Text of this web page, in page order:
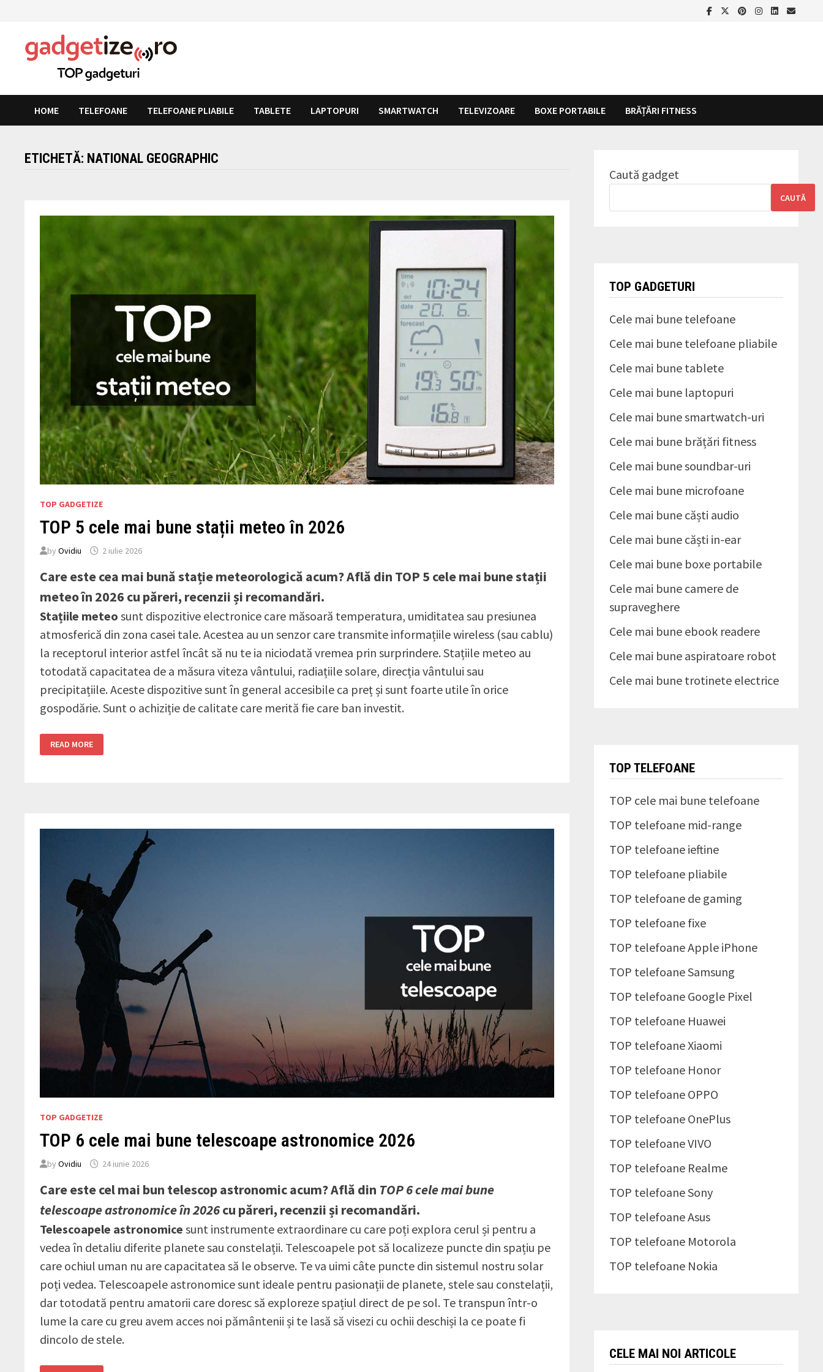
content
HOME TELEFOANE TELEFOANE PLIABILE TABLETE LAPTOPURI SMARTWATCH TELEVIZOARE BOXE PORTABILE BRĂȚĂRI FITNESS
ETICHETĂ: NATIONAL GEOGRAPHIC
TOP GADGETIZE
TOP 5 cele mai bune stații meteo în 2026
byOvidiu 2 iulie 2026
Care este cea mai bună stație meteorologică acum? Află din TOP 5 cele mai bune stații
meteo în 2026 cu păreri, recenzii și recomandări.
Stațiile meteo sunt dispozitive electronice care măsoară temperatura, umiditatea sau presiunea
atmosferică din zona casei tale. Acestea au un senzor care transmite informațiile wireless (sau cablu)
la receptorul interior astfel încât să nu te ia niciodată vremea prin surprindere. Stațiile meteo au
totodată capacitatea de a măsura viteza vântului, radiațiile solare, direcția vântului sau
precipitațiile. Aceste dispozitive sunt în general accesibile ca preț și sunt foarte utile în orice
gospodărie. Sunt o achiziție de calitate care merită fie care ban investit.
5
CELE
READ MORE
TOP GADGETIZE
TOP 6 cele mai bune telescoape astronomice 2026
byOvidiu 24 iunie 2026
Care este cel mai bun telescop astronomic acum? Află din TOP 6 cele mai bune
telescoape astronomice în 2026cu păreri, recenzii și recomandări.
Telescoapele astronomice sunt instrumente extraordinare cu care poți explora cerul și pentru a
vedea în detaliu diferite planete sau constelații. Telescoapele pot să localizeze puncte din spațiu pe
care ochiul uman nu are capacitatea să le observe. Te va uimi câte puncte din sistemul nostru solar
poți vedea. Telescoapele astronomice sunt ideale pentru pasionații de planete, stele sau constelații,
dar totodată pentru amatorii care doresc să exploreze spațiul direct de pe sol. Te transpun într-o
lume la care cu greu avem acces noi pământenii și te lasă să visezi cu ochii deschiși la ce poate fi
dincolo de stele.
TOP
Caută gadget
CAUTĂ
TOP GADGETURI
Cele mai bune telefoane
Cele mai bune telefoane pliabile
Cele mai bune tablete
Cele mai bune laptopuri
Cele mai bune smartwatch-uri
Cele mai bune brățări fitness
Cele mai bune soundbar-uri
Cele mai bune microfoane
Cele mai bune căști audio
Cele mai bune căști in-ear
Cele mai bune boxe portabile
Cele mai bune camere de
supraveghere
Cele mai bune ebook readere
Cele mai bune aspiratoare robot
Cele mai bune trotinete electrice
TOP TELEFOANE
TOP cele mai bune telefoane
TOP telefoane mid-range
TOP telefoane ieftine
TOP telefoane pliabile
TOP telefoane de gaming
TOP telefoane fixe
TOP telefoane Apple iPhone
TOP telefoane Samsung
TOP telefoane Google Pixel
TOP telefoane Huawei
TOP telefoane Xiaomi
TOP telefoane Honor
TOP telefoane OPPO
TOP telefoane OnePlus
TOP telefoane VIVO
TOP telefoane Realme
TOP telefoane Sony
TOP telefoane Asus
TOP telefoane Motorola
TOP telefoane Nokia
CELE MAI NOI ARTICOLE